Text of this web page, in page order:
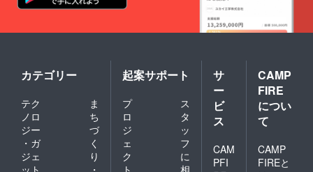
カテゴリー
テク
ノロ
ジー
・ガ
ジェ
ット
ま
ち
づ
く
り
・
起案サポート
プ
ロ
ジ
ェ
ク
ト
ス
タ
ッ
フ
に
相
サ
ー
ビ
ス
CAM
PFI
CAMP
FIRE
につい
て
CAMP
FIREと